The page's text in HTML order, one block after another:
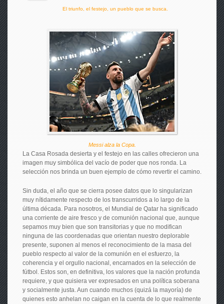
El triunfo, el festejo, un pueblo que se busca.
Messi alza la Copa.
La Casa Rosada desierta y el festejo en las calles ofrecieron una
imagen muy simbólica del vacío de poder que nos ronda. La
selección nos brinda un buen ejemplo de cómo revertir el camino.
Sin duda, el año que se cierra posee datos que lo singularizan
muy nítidamente respecto de los transcurridos a lo largo de la
última década. Para nosotros, el Mundial de Qatar ha significado
una corriente de aire fresco y de comunión nacional que, aunque
sepamos muy bien que son transitorias y que no modifican
ninguna de las coordenadas que orientan nuestro deplorable
presente, suponen al menos el reconocimiento de la masa del
pueblo respecto al valor de la comunión en el esfuerzo, la
coherencia y el orgullo nacional, encarnados en la selección de
fútbol. Estos son, en definitiva, los valores que la nación profunda
requiere, y que quisiera ver expresados en una política soberana
y socialmente justa. Aun cuando muchos (quizá la mayoría) de
quienes esto anhelan no caigan en la cuenta de lo que realmente